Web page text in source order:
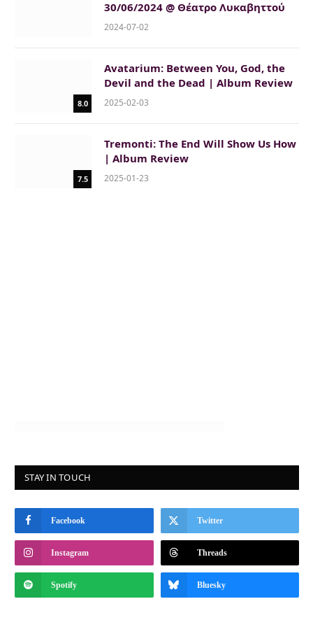
30/06/2024 @ Θέατρο Λυκαβηττού
2024-07-02
8.0
Avatarium: Between You, God, the
Devil and the Dead | Album Review
2025-02-03
7.5
Tremonti: The End Will Show Us How
| Album Review
2025-01-23
STAY IN TOUCH
Facebook Twitter
Instagram Threads
Spotify Bluesky